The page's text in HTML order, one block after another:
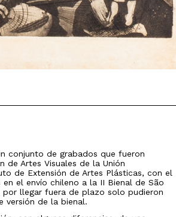
conjunto de grabados que fueron
de Artes Visuales de la Unión
de Extensión de Artes Plásticas, con el
el envío chileno a la II Bienal de São
por llegar fuera de plazo solo pudieron
versión de la bienal.